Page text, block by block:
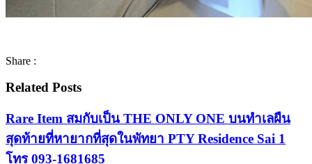
Share :
Related Posts
Rare Item สมกับเป็น THE ONLY ONE บนทำเลผืน
สุดท้ายที่หายากที่สุดในพัทยา PTY Residence Sai 1
โทร 093-1681685